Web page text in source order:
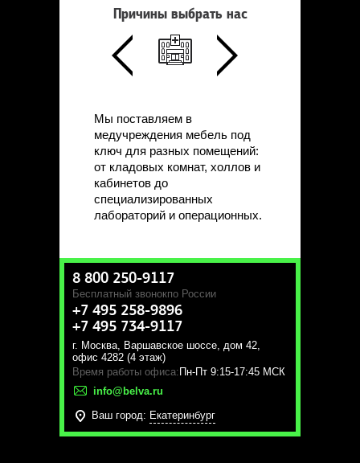
Причины выбрать нас
Мы поставляем в
медучреждения мебель под
ключ для разных помещений:
от кладовых комнат, холлов и
кабинетов до
специализированных
лабораторий и операционных.
8 800 250-9117
Бесплатный звонокпо России
+7 495 258-9896
+7 495 734-9117
г. Москва, Варшавское шоссе, дом 42,
офис 4282 (4 этаж)
Время работы офиса: Пн-Пт 9:15-17:45 МСК
info@belva.ru
Ваш город: Екатеринбург